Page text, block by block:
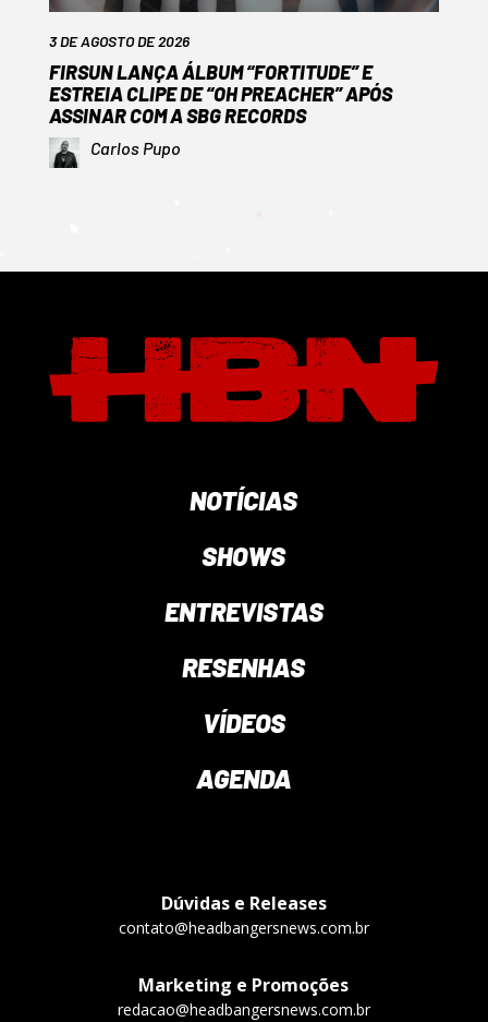
3 DE AGOSTO DE 2026
FIRSUN LANÇA ÁLBUM “FORTITUDE” E
ESTREIA CLIPE DE “OH PREACHER” APÓS
ASSINAR COM A SBG RECORDS
Carlos Pupo
NOTÍCIAS
SHOWS
ENTREVISTAS
RESENHAS
VÍDEOS
AGENDA
Dúvidas e Releases
contato@headbangersnews.com.br
Marketing e Promoções
redacao@headbangersnews.com.br